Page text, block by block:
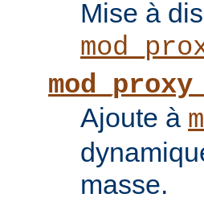
Mise à
Ajoute à
masse.